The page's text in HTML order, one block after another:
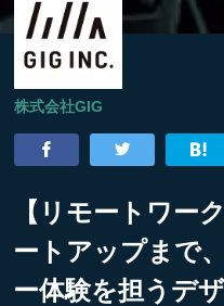
株式会社GIG
【リモートワー
ートアップまで
ー体験を担うデ